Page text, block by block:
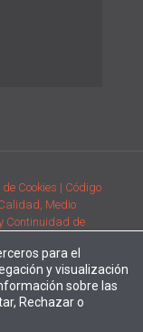
Cookies | Código
Medio
Continuidad de
y de
parte delGrupo
para el
y visualización
sobre las
Rechazar o